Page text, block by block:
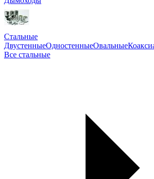
Стальные
ДвустенныеОдностенныеОвальные
Все стальные